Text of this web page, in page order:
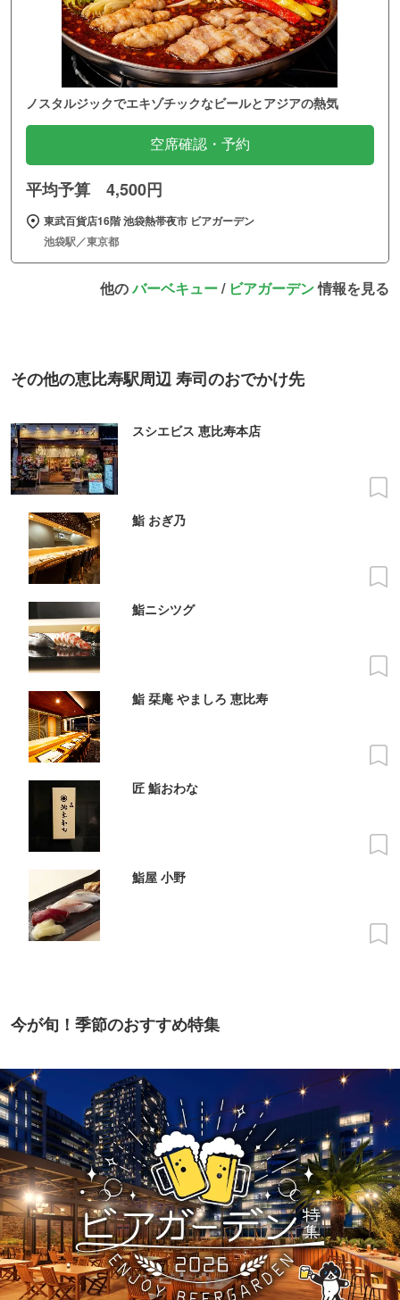
ノスタルジックでエキゾチックなビールとアジアの熱気
空席確認・予約
平均予算 4,500円
東武百貨店16階 池袋熱帯夜市 ビアガーデン
池袋駅／東京都
他のバーベキュー/ ビアガーデン情報を見る
その他の恵比寿駅周辺 寿司のおでかけ先
スシエビス 恵比寿本店
鮨 おぎ乃
鮨ニシツグ
鮨 栞庵 やましろ 恵比寿
匠 鮨おわな
鮨屋 小野
今が旬！季節のおすすめ特集